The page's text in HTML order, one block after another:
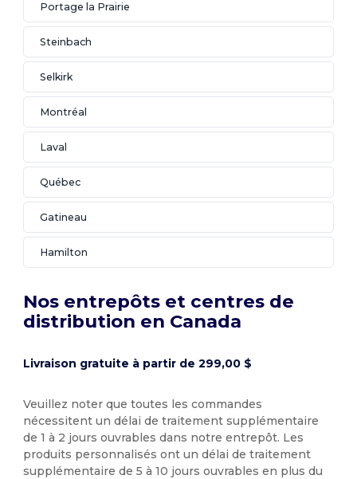
Portage la Prairie
Steinbach
Selkirk
Montréal
Laval
Québec
Gatineau
Hamilton
Nos entrepôts et centres de
distribution en Canada
Livraison gratuite à partir de 299,00 $
Veuillez noter que toutes les commandes
nécessitent un délai de traitement supplémentaire
de 1 à 2 jours ouvrables dans notre entrepôt. Les
produits personnalisés ont un délai de traitement
supplémentaire de 5 à 10 jours ouvrables en plus du